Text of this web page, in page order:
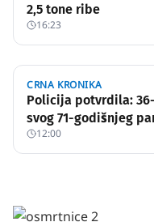
2,5 tone ribe
16:23
CRNA KRONIKA
Policija potvrdila:
svog 71-godišnjeg
12:00